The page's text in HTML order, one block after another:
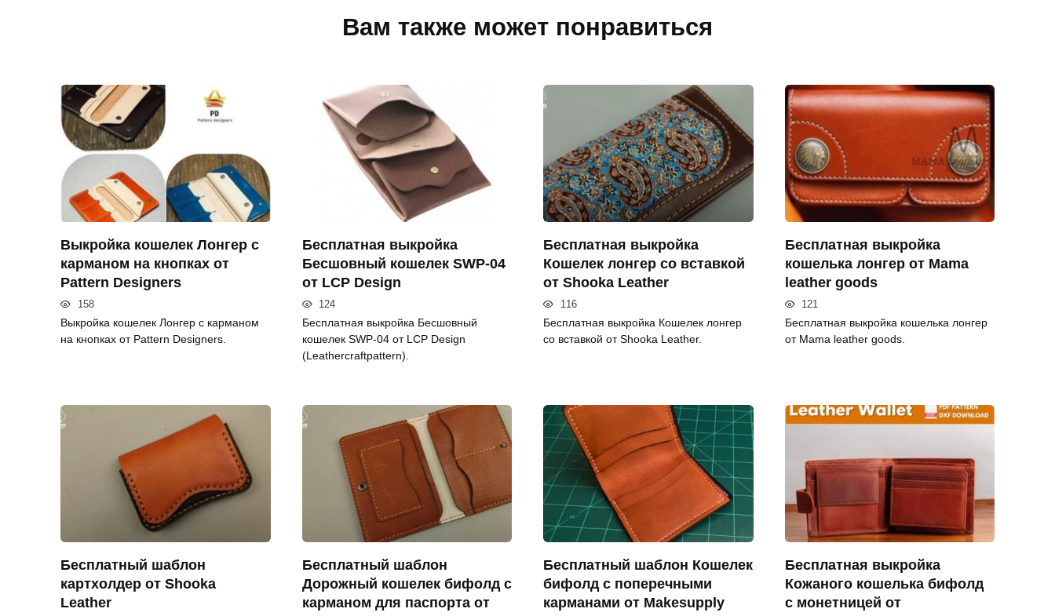
Вам также может понравиться
Выкройка кошелек Лонгер с
карманом на кнопках от
Pattern Designers
158
Выкройка кошелек Лонгер с карманом
на кнопках от Pattern Designers.
Бесплатная выкройка
Бесшовный кошелек SWP-04
от LCP Design
124
Бесплатная выкройка Бесшовный
кошелек SWP-04 от LCP Design
(Leathercraftpattern).
Бесплатная выкройка
Кошелек лонгер со вставкой
от Shooka Leather
116
Бесплатная выкройка Кошелек лонгер
со вставкой от Shooka Leather.
Бесплатная выкройка
кошелька лонгер от Mama
leather goods
121
Бесплатная выкройка кошелька лонгер
от Mama leather goods.
Бесплатный шаблон
картхолдер от Shooka
Leather
Бесплатный шаблон
Дорожный кошелек бифолд с
карманом для паспорта от
Бесплатный шаблон Кошелек
бифолд с поперечными
карманами от Makesupply
Бесплатная выкройка
Кожаного кошелька бифолд
с монетницей от